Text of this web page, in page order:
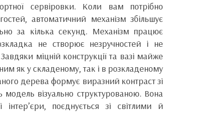
сервіровки. Коли вам потрібно
автоматичний механізм збільшує
за кілька секунд. Механізм працює
не створює незручностей і не
міцній конструкції та вазі майже
як у складеному, так і в розкладеному
дерева формує виразний контраст зі
модель візуально структурованою. Вона
поєднується зі світлими й